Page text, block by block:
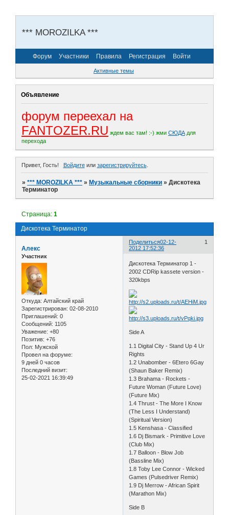
*** MOROZILKA ***
Форум Участники Правила Регистрация Войти
Активные темы
Объявление
форум переехал на
FANTOZER.RU ждем вас там! :-) жми СЮДА для
перехода
Привет, Гость! Войдитеили зарегистрируйтесь.
»*** MOROZILKA *** » Музыкальные сборники »Дискотека
Терминатор
Дискотека Терминатор
Страница:1
Поделиться 1
02-12-
2012 17:52:36
Алекс
Участник
Откуда: Алтайский край
Зарегистрирован: 02-08-2010
Приглашений: 0
Сообщений: 1105
Уважение: +80
Позитив: +76
Пол: Мужской
Провел на форуме:
9 дней 0 часов
Последний визит:
25-02-2021 16:39:49
Дискотека Терминатор 1 -
2002 CDRip kassete version -
320kbps
Side A
1.1 Digital City - Stand Up 4 Ur
Rights
1.2 Unabomber - 6Etero 6Gay
(Shaun Baker Remix)
1.3 Brahama - Rockets -
Future Woman (Future Love)
(Future Mix)
1.4 Thrust - The More I Know
(The Less I Understand)
(Spiritual Version)
1.5 Kenshasa - Classified
1.6 Dj Bismark - Primitive Love
(Club Mix)
1.7 Balloon - Blow Job
(Bassline Mix)
1.8 Toby Lee Connor - Wicked
Games (Pulsedriver Remix)
1.9 Dj Merrow - African Spirit
(Marathon Mix)
Side B